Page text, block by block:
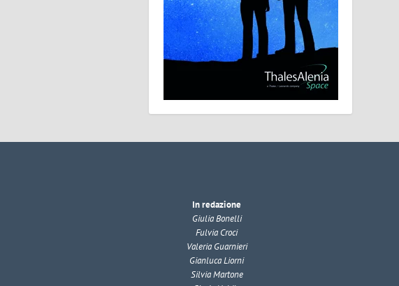
In redazione
Giulia Bonelli
Fulvia Croci
Valeria Guarnieri
Gianluca Liorni
Silvia Martone